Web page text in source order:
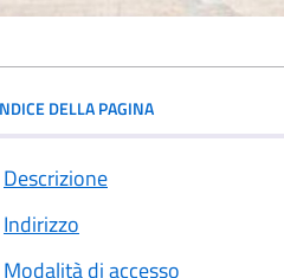
DELLA PAGINA
Descrizione
Indirizzo
Modalità di accesso